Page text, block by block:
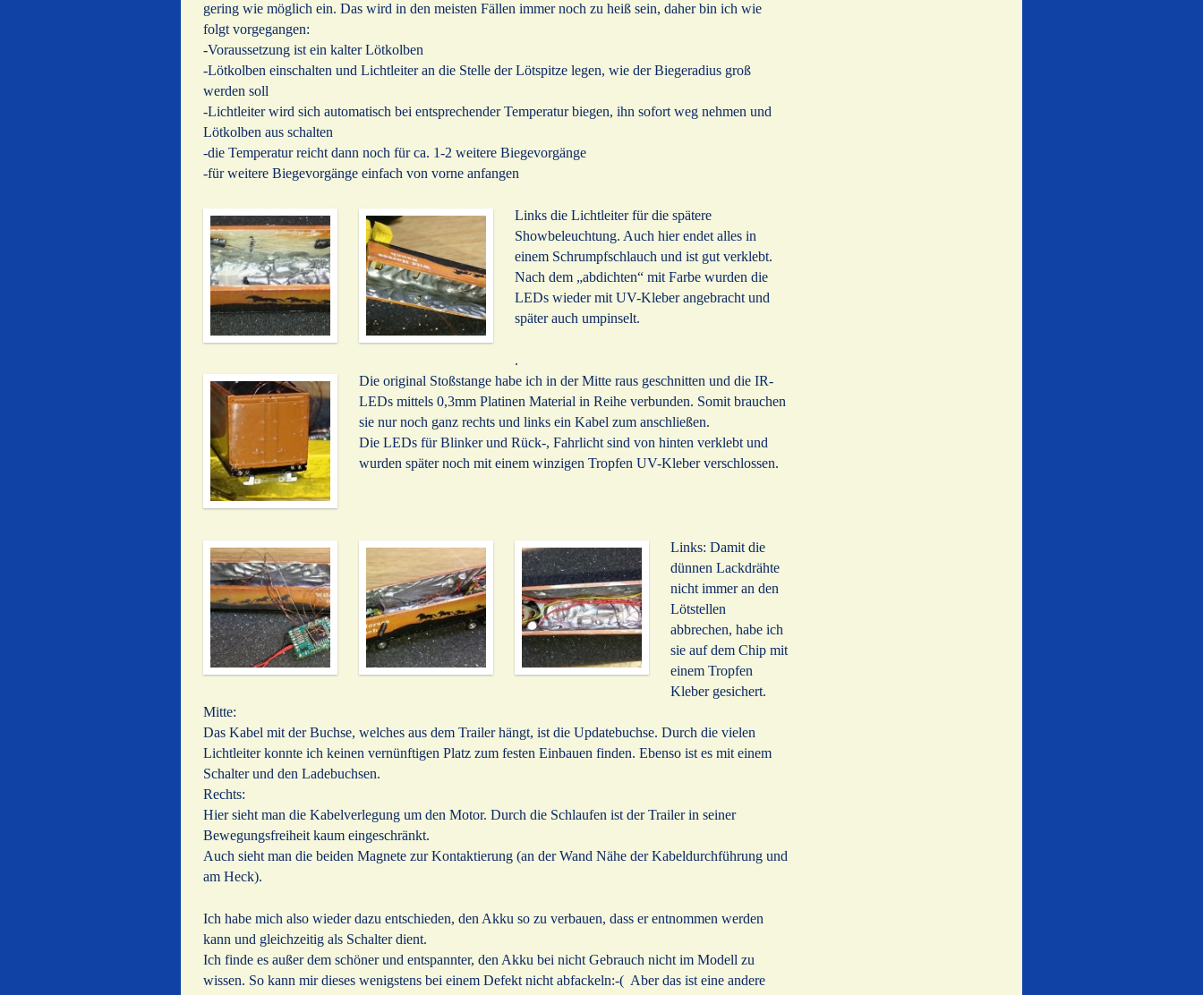
gering wie möglich ein. Das wird in den meisten Fällen immer noch zu heiß sein, daher bin ich wie
folgt vorgegangen:
-Voraussetzung ist ein kalter Lötkolben
-Lötkolben einschalten und Lichtleiter an die Stelle der Lötspitze legen, wie der Biegeradius groß
werden soll
-Lichtleiter wird sich automatisch bei entsprechender Temperatur biegen, ihn sofort weg nehmen und
Lötkolben aus schalten
-die Temperatur reicht dann noch für ca. 1-2 weitere Biegevorgänge
-für weitere Biegevorgänge einfach von vorne anfangen
Links die Lichtleiter für die spätere
Showbeleuchtung. Auch hier endet alles in
einem Schrumpfschlauch und ist gut verklebt.
Nach dem „abdichten“ mit Farbe wurden die
LEDs wieder mit UV-Kleber angebracht und
später auch umpinselt.
.
Die original Stoßstange habe ich in der Mitte raus geschnitten und die IR-
LEDs mittels 0,3mm Platinen Material in Reihe verbunden. Somit brauchen
sie nur noch ganz rechts und links ein Kabel zum anschließen.
Die LEDs für Blinker und Rück-, Fahrlicht sind von hinten verklebt und
wurden später noch mit einem winzigen Tropfen UV-Kleber verschlossen.
.
Links: Damit die
dünnen Lackdrähte
nicht immer an den
Lötstellen
abbrechen, habe ich
sie auf dem Chip mit
einem Tropfen
Kleber gesichert.
Mitte:
Das Kabel mit der Buchse, welches aus dem Trailer hängt, ist die Updatebuchse. Durch die vielen
Lichtleiter konnte ich keinen vernünftigen Platz zum festen Einbauen finden. Ebenso ist es mit einem
Schalter und den Ladebuchsen.
Rechts:
Hier sieht man die Kabelverlegung um den Motor. Durch die Schlaufen ist der Trailer in seiner
Bewegungsfreiheit kaum eingeschränkt.
Auch sieht man die beiden Magnete zur Kontaktierung (an der Wand Nähe der Kabeldurchführung und
am Heck).
Ich habe mich also wieder dazu entschieden, den Akku so zu verbauen, dass er entnommen werden
kann und gleichzeitig als Schalter dient.
Ich finde es außer dem schöner und entspannter, den Akku bei nicht Gebrauch nicht im Modell zu
wissen. So kann mir dieses wenigstens bei einem Defekt nicht abfackeln:-( Aber das ist eine andere